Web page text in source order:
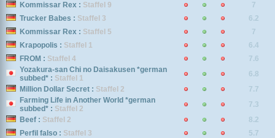
Kommissar Rex : Staffel 9
7
Trucker Babes : Staffel 3
6.2
Kommissar Rex : Staffel 5
7
Krapopolis : Staffel 1
6.4
FROM : Staffel 4
7.6
Yozakura-san Chi no Daisakusen *german
subbed* : Staffel 1
6.8
Million Dollar Secret : Staffel 2
7.7
Farming Life in Another World *german
subbed* : Staffel 2
7.3
Beef : Staffel 2
8.2
Perfil falso : Staffel 3
5.7